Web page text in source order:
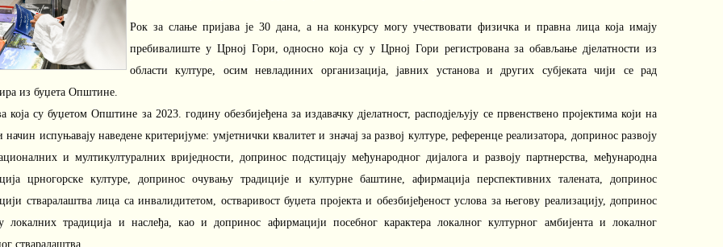
Рок за слање пријава је 30 дана, а на конкурсу могу учествовати физичка и правна лица која имају
пребивалиште у Црној Гори, односно која су у Црној Гори регистрована за обављање дјелатности из
области културе, осим невладиних организација, јавних установа и других субјеката чији се рад
из буџета Општине.
која су буџетом Општине за 2023. годину обезбијеђена за издавачку дјелатност, расподјељују се првенствено пројектима који на
начин испуњавају наведене критеријуме: умјетнички квалитет и значај за развој културе, референце реализатора, допринос развоју
и мултикултуралних вриједности, допринос подстицају међународног дијалога и развоју партнерства, међународна
црногорске културе, допринос очувању традиције и културне баштине, афирмација перспективних талената, допринос
стваралаштва лица са инвалидитетом, остваривост буџета пројекта и обезбијеђеност услова за његову реализацију, допринос
локалних традиција и наслеђа, као и допринос афирмацији посебног карактера локалног културног амбијента и локалног
стваралаштва.